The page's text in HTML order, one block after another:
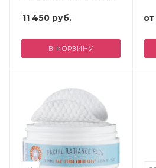
11 450 руб.
В КОРЗИНУ
от